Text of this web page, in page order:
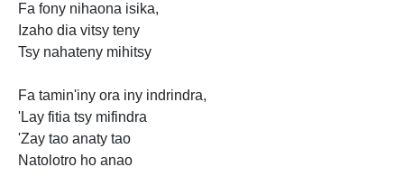
Fa fony nihaona isika,
Izaho dia vitsy teny
Tsy nahateny mihitsy
Fa tamin'iny ora iny indrindra,
'Lay fitia tsy mifindra
'Zay tao anaty tao
Natolotro ho anao